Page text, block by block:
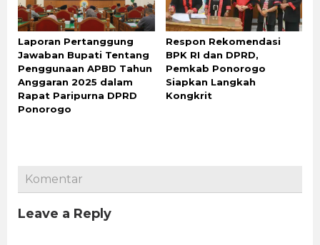
Laporan Pertanggung
Jawaban Bupati Tentang
Penggunaan APBD Tahun
Anggaran 2025 dalam
Rapat Paripurna DPRD
Ponorogo
Respon Rekomendasi
BPK RI dan DPRD,
Pemkab Ponorogo
Siapkan Langkah
Kongkrit
Komentar
Leave a Reply